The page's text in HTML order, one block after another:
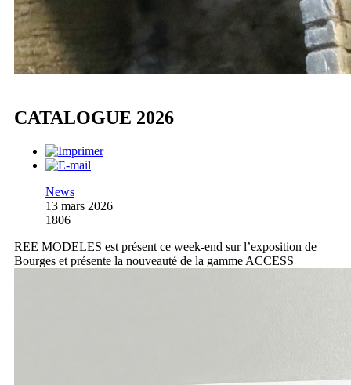
CATALOGUE 2026
News
13 mars 2026
1806
REE MODELES est présent ce week-end sur l’exposition de
Bourges et présente la nouveauté de la gamme ACCESS